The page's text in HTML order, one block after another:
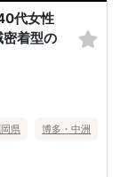
代女性
着型の
県 博多・中洲